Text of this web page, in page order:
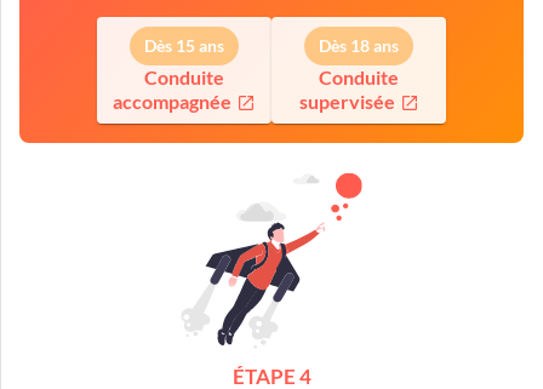
Dès 15 ans
Conduite
accompagnée
Dès 18 ans
Conduite
supervisée
ÉTAPE 4